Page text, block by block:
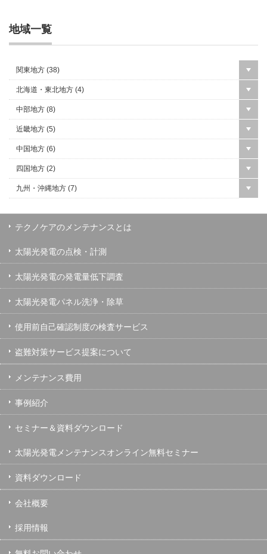
地域一覧
関東地方 (38)
北海道・東北地方 (4)
中部地方 (8)
近畿地方 (5)
中国地方 (6)
四国地方 (2)
九州・沖縄地方 (7)
テクノケアのメンテナンスとは
太陽光発電の点検・計測
太陽光発電の発電量低下調査
太陽光発電パネル洗浄・除草
使用前自己確認制度の検査サービス
盗難対策サービス提案について
メンテナンス費用
事例紹介
セミナー＆資料ダウンロード
太陽光発電メンテナンスオンライン無料セミナー
資料ダウンロード
会社概要
採用情報